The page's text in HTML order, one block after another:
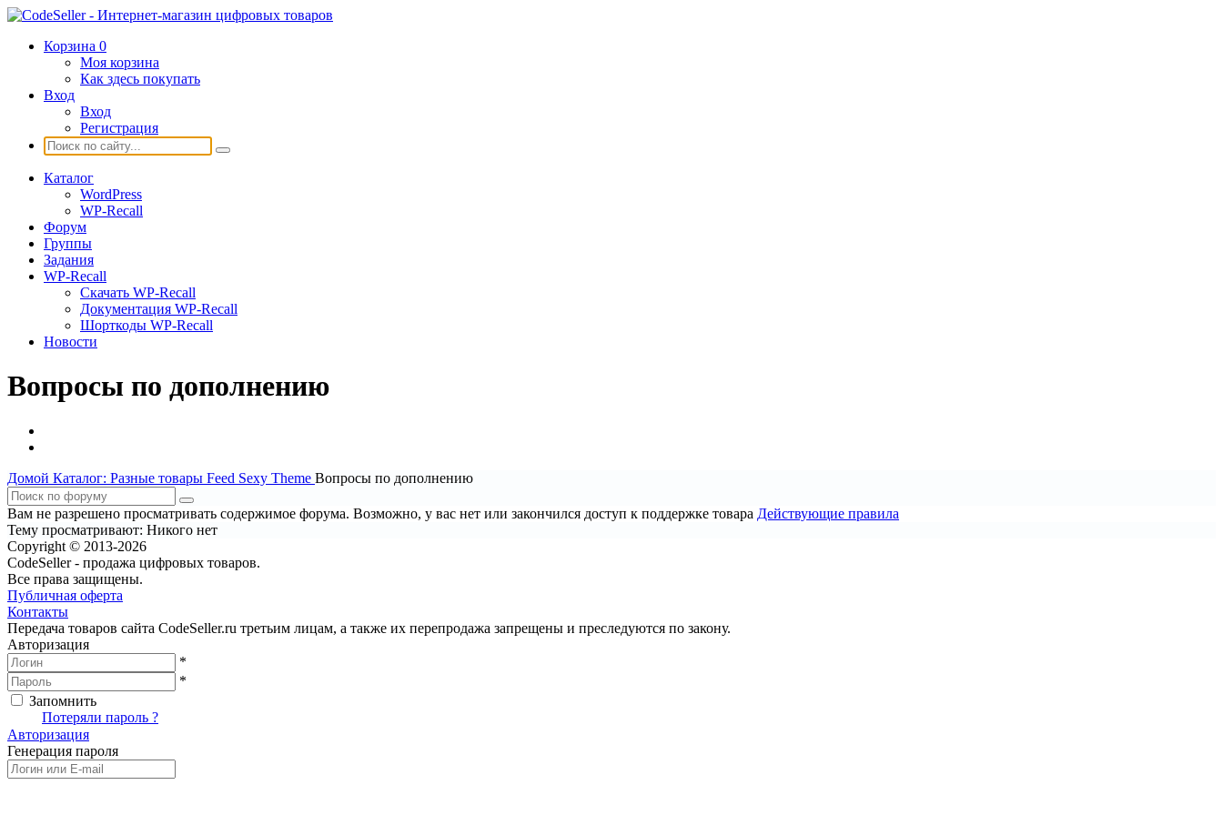
Корзина 0
Моя корзина
Как здесь покупать
Вход
Вход
Регистрация
Каталог
WordPress
WP-Recall
Форум
Группы
Задания
WP-Recall
Скачать WP-Recall
Документация WP-Recall
Шорткоды WP-Recall
Новости
Вопросы по дополнению
Домой Каталог: Разные товары Feed Sexy Theme Вопросы по дополнению
Вам не разрешено просматривать содержимое форума. Возможно, у вас нет или закончился доступ к поддержке товара Действующие правила
Тему просматривают: Никого нет
Copyright © 2013-2026
CodeSeller - продажа цифровых товаров.
Все права защищены.
Публичная оферта
Контакты
Передача товаров сайта CodeSeller.ru третьим лицам, а также их перепродажа запрещены и преследуются по закону.
Авторизация
*
*
Запомнить
Потеряли пароль ?
Авторизация
Генерация пароля